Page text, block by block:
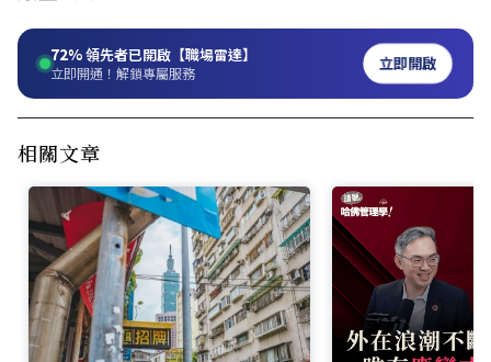
72%領先者已開啟【職場雷達】
立即開通！解鎖專屬服務 立即開啟
相關文章